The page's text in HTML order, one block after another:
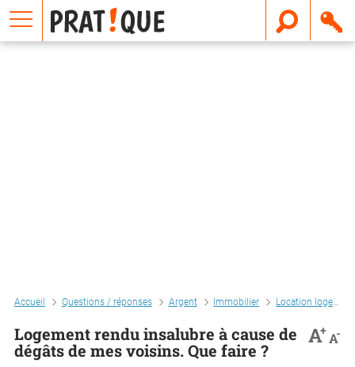
Accueil Questions / réponses Argent Immobilier Location logement
Logement rendu insalubre à cause de
dégâts de mes voisins. Que faire ?
A+A-
E
m
a